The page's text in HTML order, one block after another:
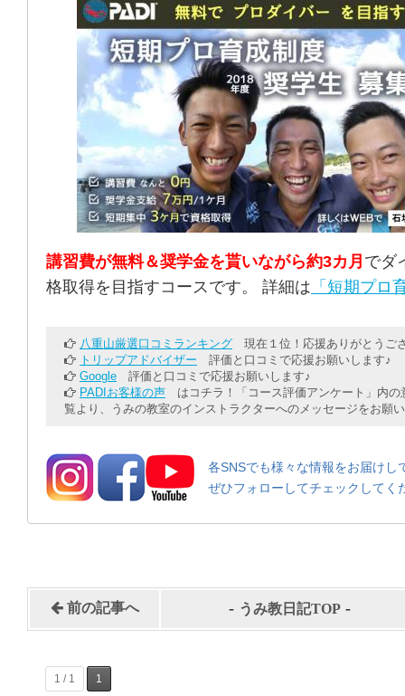
講習費が無料＆奨学金を貰いながら約3カ月 でダ
格取得を目指すコースです。 詳細は 「短期プロ
八重山厳選口コミランキング 現在１位！応援ありがとうご
トリップアドバイザー 評価と口コミで応援お願いします♪
Google 評価と口コミで応援お願いします♪
PADIお客様の声 はコチラ！「コース評価アンケート」内の
覧より、うみの教室のインストラクターへのメッセージをお願
各SNSでも様々な情報をお届けし
ぜひフォローしてチェックしてく
前の記事へ - うみ教日記TOP -
1 / 1 1